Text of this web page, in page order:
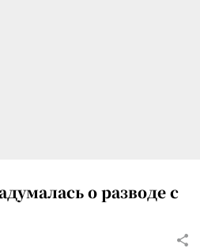
о разводе с